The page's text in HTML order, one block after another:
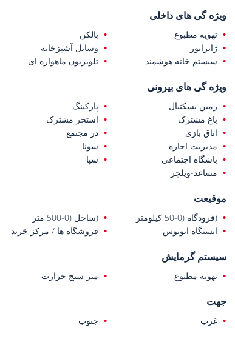
دارد.
ویژه گی های داخلی
تهویه مطبوع بالکن
ژانراتور
وسایل آشپزخانه
سیستم خانه هوشمند
تلویزیون ماهواره ای
ویژه گی های بیرونی
زمین بسکتبال پارکینگ
باغ مشترک
استخر مشترک
اتاق بازی
در مجتمع
مدیریت اجاره
سونا
باشگاه اجتماعی
سپا
مساعد-ویلچر
موقیعت
(فرودگاه (0-50 کیلومتر (ساحل (0-500 متر
ایستگاه اتوبوس
فروشگاه ها / مرکز خرید
سیستم گرمایش
تهویه مطبوع متر سنج حرارت
جهت
غرب جنوب